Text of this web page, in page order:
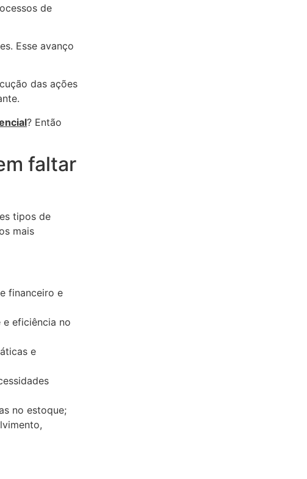
de
Esse avanço
das ações
? Então
faltar
tipos de
mais
financeiro e
eficiência no
e
no estoque;